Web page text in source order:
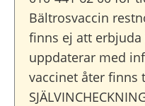
Bältrosvaccin
finns ej att erbjuda
uppdaterar med
vaccinet åter finns